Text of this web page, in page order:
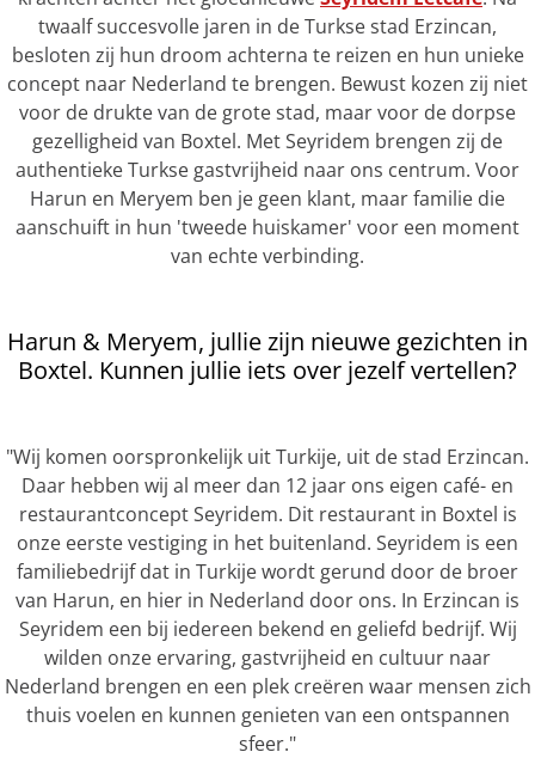
twaalf succesvolle jaren in de Turkse stad Erzincan,
besloten zij hun droom achterna te reizen en hun unieke
concept naar Nederland te brengen. Bewust kozen zij niet
voor de drukte van de grote stad, maar voor de dorpse
gezelligheid van Boxtel. Met Seyridem brengen zij de
authentieke Turkse gastvrijheid naar ons centrum. Voor
Harun en Meryem ben je geen klant, maar familie die
aanschuift in hun 'tweede huiskamer' voor een moment
van echte verbinding.
Harun & Meryem, jullie zijn nieuwe gezichten in
Boxtel. Kunnen jullie iets over jezelf vertellen?
"Wij komen oorspronkelijk uit Turkije, uit de stad Erzincan.
Daar hebben wij al meer dan 12 jaar ons eigen café- en
restaurantconcept Seyridem. Dit restaurant in Boxtel is
onze eerste vestiging in het buitenland. Seyridem is een
familiebedrijf dat in Turkije wordt gerund door de broer
van Harun, en hier in Nederland door ons. In Erzincan is
Seyridem een bij iedereen bekend en geliefd bedrijf. Wij
wilden onze ervaring, gastvrijheid en cultuur naar
Nederland brengen en een plek creëren waar mensen zich
thuis voelen en kunnen genieten van een ontspannen
sfeer."